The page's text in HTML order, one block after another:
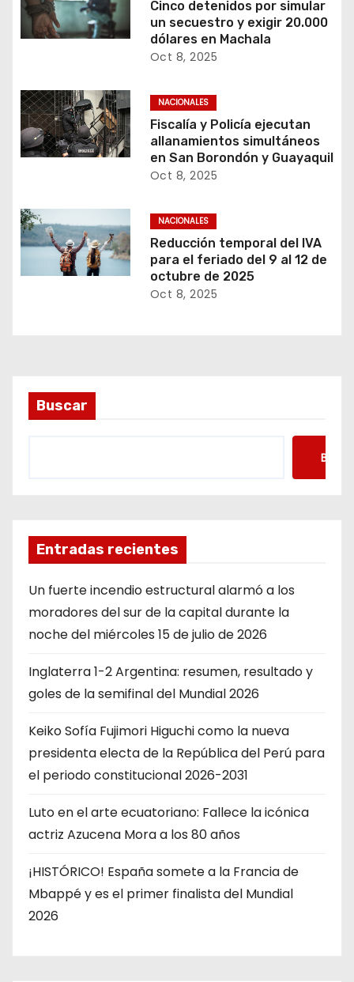
Cinco detenidos por simular
un secuestro y exigir 20.000
dólares en Machala
Oct 8, 2025
NACIONALES
Fiscalía y Policía ejecutan
allanamientos simultáneos
en San Borondón y Guayaquil
Oct 8, 2025
NACIONALES
Reducción temporal del IVA
para el feriado del 9 al 12 de
octubre de 2025
Oct 8, 2025
Buscar
Entradas recientes
Un fuerte incendio estructural alarmó a los
moradores del sur de la capital durante la
noche del miércoles 15 de julio de 2026
Inglaterra 1-2 Argentina: resumen, resultado y
goles de la semifinal del Mundial 2026
Keiko Sofía Fujimori Higuchi como la nueva
presidenta electa de la República del Perú para
el periodo constitucional 2026-2031
Luto en el arte ecuatoriano: Fallece la icónica
actriz Azucena Mora a los 80 años
¡HISTÓRICO! España somete a la Francia de
Mbappé y es el primer finalista del Mundial
2026